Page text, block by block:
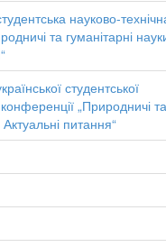
науково-
та гуманітарні
студентської
„Природничі та
питання“